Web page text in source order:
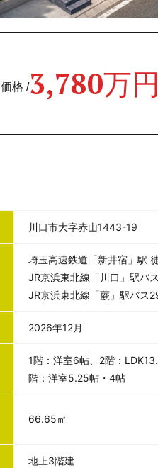
価格 /3,780万円
川口市大字赤山1443-19
埼玉高速鉄道「新井宿」駅
JR京浜東北線「川口」駅バ
JR京浜東北線「蕨」駅バス
2026年12月
1階：洋室6帖、2階：
階：洋室5.25帖・4帖
66.65㎡
地上3階建